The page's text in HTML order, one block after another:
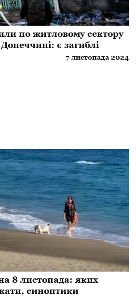
по житловому сектору
є загиблі
7 листопада 2024
8 листопада: яких
синоптики